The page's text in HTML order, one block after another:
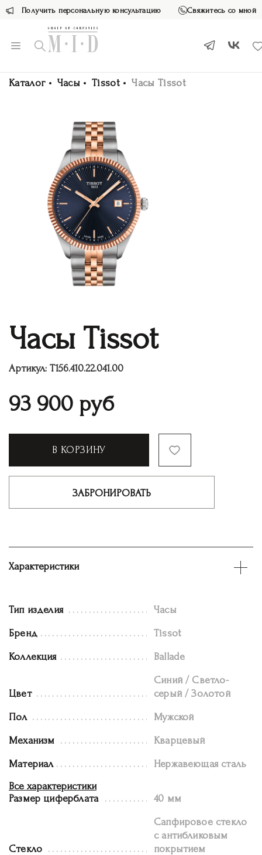
Получить персональную консультацию Свяжитесь со мной
Каталог Часы Tissot Часы Tissot
Часы Tissot
Артикул: T156.410.22.041.00
93 900 руб
В КОРЗИНУ
ЗАБРОНИРОВАТЬ
Характеристики
Тип изделия Часы
Бренд Tissot
Коллекция Ballade
Цвет
Синий / Светло-
серый / Золотой
Пол Мужской
Механизм Кварцевый
Материал
Нержавеющая сталь
Все характеристики
Размер циферблата
40 мм
Стекло
Сапфировое стекло
с антибликовым
покрытием